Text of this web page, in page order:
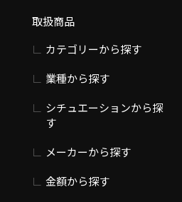
取扱商品
カテゴリーから探す
業種から探す
シチュエーションから探
す
メーカーから探す
金額から探す